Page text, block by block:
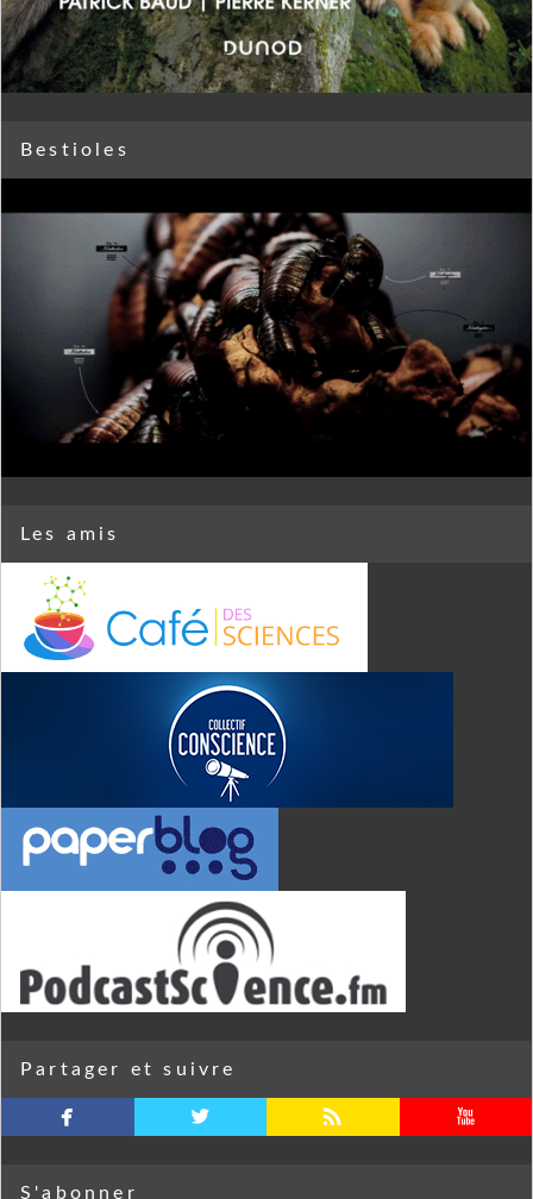
Bestioles
Les amis
Partager et suivre
facebook twitterbird rss youtube
S'abonner